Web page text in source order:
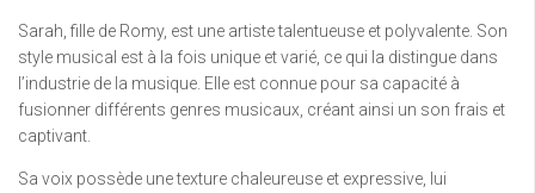
Sarah, fille de Romy, est une artiste talentueuse et polyvalente. Son
style musical est à la fois unique et varié, ce qui la distingue dans
l’industrie de la musique. Elle est connue pour sa capacité à
fusionner différents genres musicaux, créant ainsi un son frais et
captivant.
Sa voix possède une texture chaleureuse et expressive, lui